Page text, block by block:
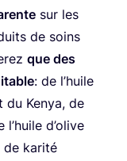
sur les
de soins
que des
: de l’huile
du Kenya, de
d’o­live
de kari­té